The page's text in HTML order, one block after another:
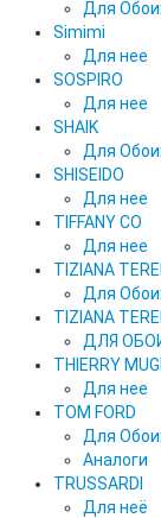
Для
Simimi
Для нее
SOSPIRO
Для нее
SHAIK
Для
SHISEIDO
Для нее
TIFFANY CO
Для нее
TIZIANA
Для
TIZIANA
ДЛЯ
THIERRY
Для нее
TOM FORD
Для
Аналоги
TRUSSARDI
Для неё